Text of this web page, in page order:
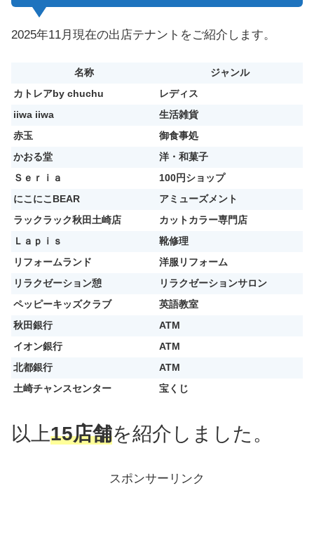
2025年11月現在の出店テナントをご紹介します。
名称
ジャンル
カトレアby chuchu
レディス
iiwa iiwa
生活雑貨
赤玉
御食事処
かおる堂
洋・和菓子
Ｓｅｒｉａ
100円ショップ
にこにこBEAR
アミューズメント
ラックラック秋田土崎店
カットカラー専門店
Ｌａｐｉｓ
靴修理
リフォームランド
洋服リフォーム
リラクゼーション憩
リラクゼーションサロン
ペッピーキッズクラブ
英語教室
秋田銀行
ATM
イオン銀行
ATM
北都銀行
ATM
土崎チャンスセンター
宝くじ
以上15店舗を紹介しました。
スポンサーリンク